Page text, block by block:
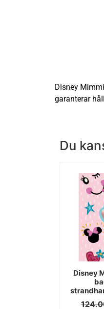
Disney
garanterar
Du
Disney